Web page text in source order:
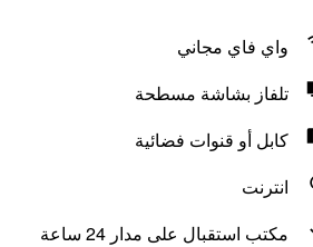
واي فاي مجاني
تلفاز بشاشة مسطحة
كابل أو قنوات فضائية
انترنت
مكتب استقبال على مدار 24 ساعة